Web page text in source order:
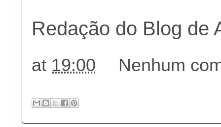
Redação do Blog de
at 19:00 Nenhum